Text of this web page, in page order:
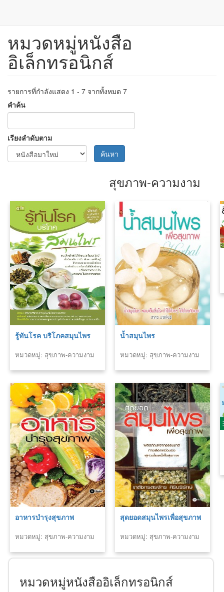
ข้าม
เนื้อหา
หมวดหมู่หนังสือ
อิเล็กทรอนิกส์
รายการที่กำลังแสดง 1 - 7 จากทั้งหมด 7
คำค้น
เรียงลำดับตาม
ค้นหา
สุขภาพ-ความงาม
รู้ทันโรค บริโภคสมุนไพร
หมวดหมู่: สุขภาพ-ความงาม
น้ำสมุนไพร
หมวดหมู่: สุขภาพ-ความงาม
อาหารบำรุงสุขภาพ
หมวดหมู่: สุขภาพ-ความงาม
สุดยอดสมุนไพรเพื่อสุขภาพ
หมวดหมู่: สุขภาพ-ความงาม
หมวดหมู่หนังสืออิเล็กทรอนิกส์